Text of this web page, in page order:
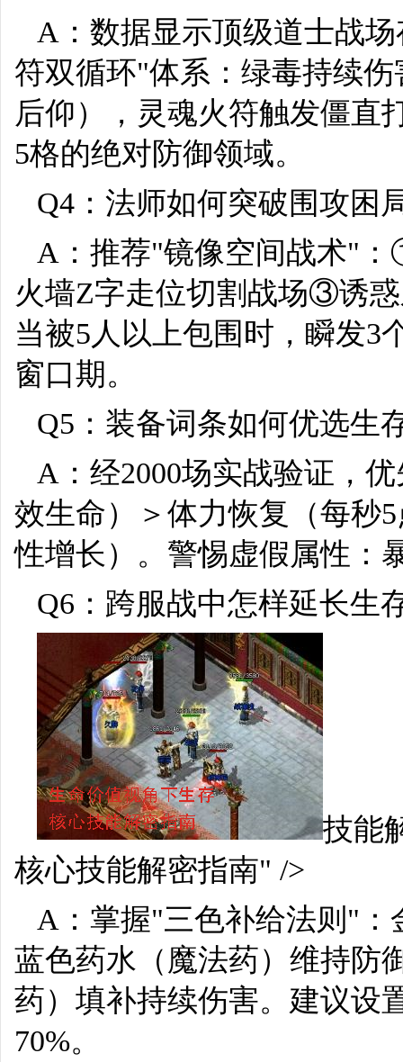
A：数据显示顶级道士战
符双循环"体系：绿毒持续
后仰），灵魂火符触发僵直
5格的绝对防御领域。
Q4：法师如何突破围攻困
A：推荐"镜像空间战术"
火墙Z字走位切割战场③诱
当被5人以上包围时，瞬发3
窗口期。
Q5：装备词条如何优选生
A：经2000场实战验证，
效生命）＞体力恢复（每秒
性增长）。警惕虚假属性：
Q6：跨服战中怎样延长生
技能
核心技能解密指南" />
A：掌握"三色补给法则"：
蓝色药水（魔法药）维持防
药）填补持续伤害。建议设
70%。